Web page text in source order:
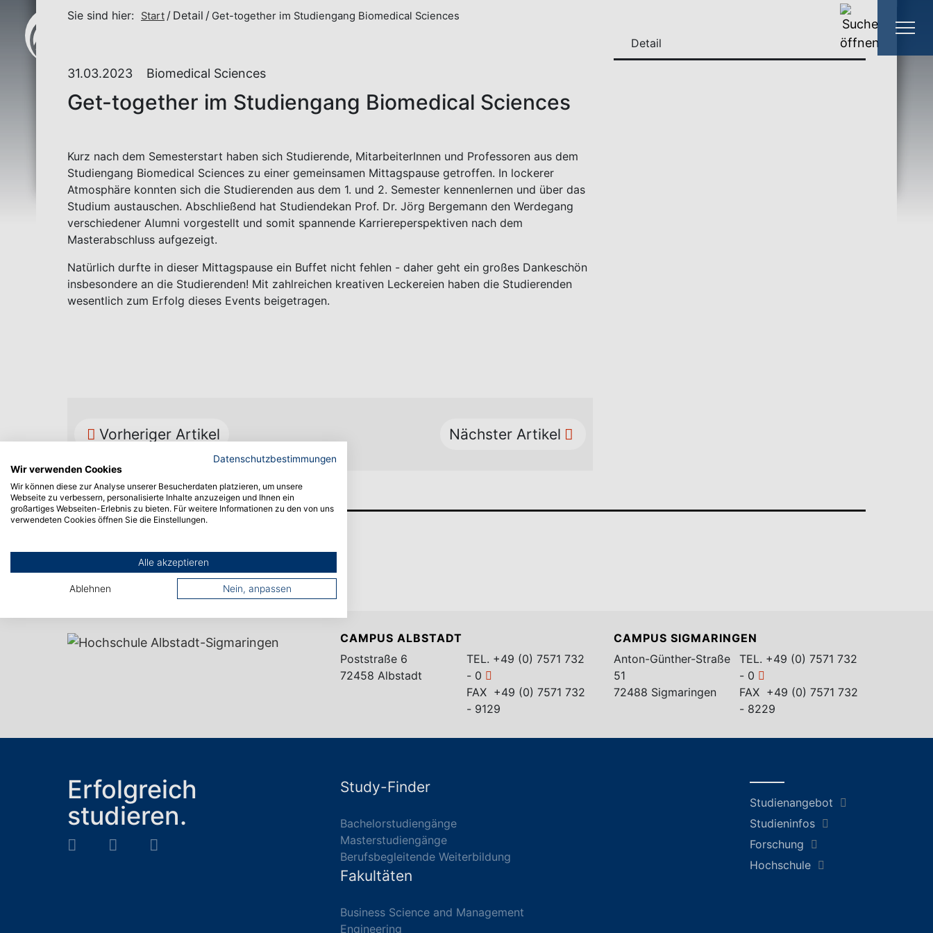
Sie sind hier: Start Detail Get-together im Studiengang Biomedical Sciences
31.03.2023 Biomedical Sciences
Get-together im Studiengang Biomedical Sciences
Kurz nach dem Semesterstart haben sich Studierende, MitarbeiterInnen und Professoren aus dem
Studiengang Biomedical Sciences zu einer gemeinsamen Mittagspause getroffen. In lockerer
Atmosphäre konnten sich die Studierenden aus dem 1. und 2. Semester kennenlernen und über das
Studium austauschen. Abschließend hat Studiendekan Prof. Dr. Jörg Bergemann den Werdegang
verschiedener Alumni vorgestellt und somit spannende Karriereperspektiven nach dem
Masterabschluss aufgezeigt.
Natürlich durfte in dieser Mittagspause ein Buffet nicht fehlen - daher geht ein großes Dankeschön
insbesondere an die Studierenden! Mit zahlreichen kreativen Leckereien haben die Studierenden
wesentlich zum Erfolg dieses Events beigetragen.
Vorheriger Artikel Nächster Artikel
Detail
CAMPUS ALBSTADT
Poststraße 6
72458 Albstadt
TEL. +49 (0) 7571 732
- 0
FAX +49 (0) 7571 732
- 9129
CAMPUS SIGMARINGEN
Anton-Günther-Straße
51
72488 Sigmaringen
TEL. +49 (0) 7571 732
- 0
FAX +49 (0) 7571 732
- 8229
Erfolgreich
studieren.
Study-Finder
Bachelorstudiengänge
Masterstudiengänge
Berufsbegleitende Weiterbildung
Fakultäten
Business Science and Management
Engineering
Studienangebot
Studieninfos
Forschung
Hochschule
Datenschutzbestimmungen
Wir verwenden Cookies
Wir können diese zur Analyse unserer Besucherdaten platzieren, um unsere
Webseite zu verbessern, personalisierte Inhalte anzuzeigen und Ihnen ein
großartiges Webseiten-Erlebnis zu bieten. Für weitere Informationen zu den von uns
verwendeten Cookies öffnen Sie die Einstellungen.
Alle akzeptieren
Ablehnen Nein, anpassen